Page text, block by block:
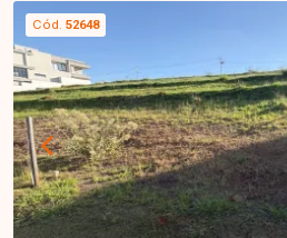
ar-condicionado Split e 01
projeto apresenta ambientes
funcionais e bem
conforto e excelente
espaços. As imagens apresentadas são do
apartamento decorado e têm
demonstrando o potencial de
decoração do imóvel. Agende
conhecer todos os detalhes
Cód. 52648